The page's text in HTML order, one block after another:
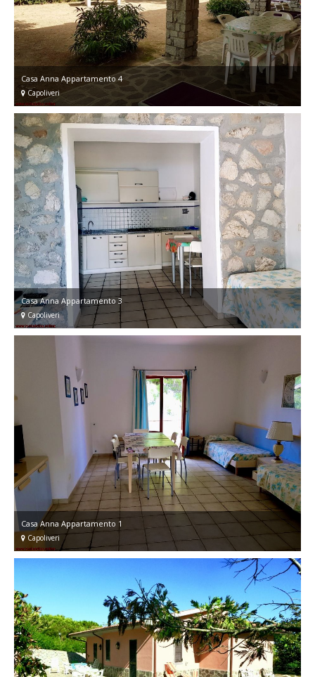
Casa Anna Appartamento 4
Capoliveri
Casa Anna Appartamento 3
Capoliveri
Casa Anna Appartamento 1
Capoliveri